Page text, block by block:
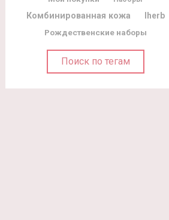
Комбинированная кожа
Iherb
Рождественские наборы
Поиск по тегам